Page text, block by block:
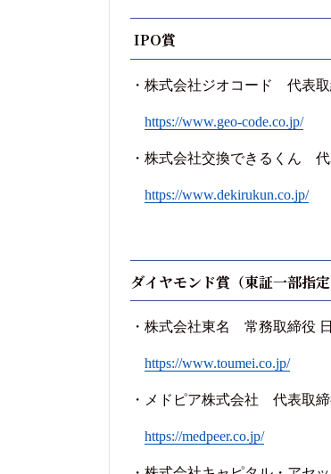
IPO賞
・株式会社ジオコード 代表
https://www.geo-code.co.jp/
・株式会社交換できるくん
https://www.dekirukun.co.jp/
ダイヤモンド賞（東証一部指定
・株式会社東名 常務取締役
https://www.toumei.co.jp/
・メドピア株式会社 代表取
https://medpeer.co.jp/